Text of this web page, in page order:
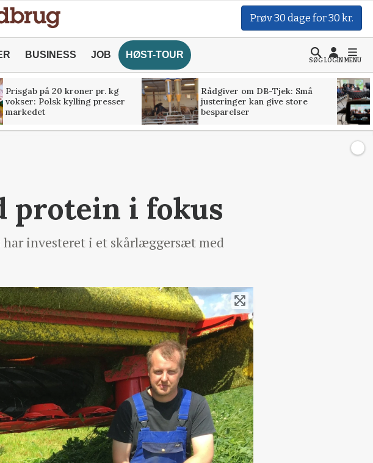
Prøv 30 dage for 30 kr.
BUSINESS JOB HØST-TOUR
SØGLOGINMENU
Prisgab på 20 kroner pr. kg
vokser: Polsk kylling presser
markedet
Rådgiver om DB-Tjek: Små
justeringer kan give store
besparelser
protein i fokus
investeret i et skårlæggersæt med